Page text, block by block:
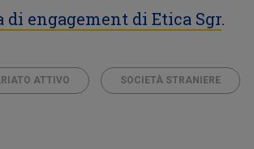
di engagement di Etica Sgr.
ATTIVO SOCIETÀ STRANIERE